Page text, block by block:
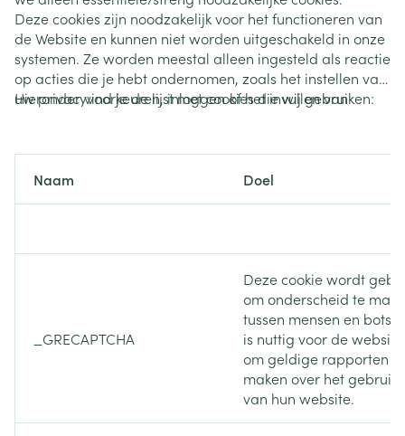
Deze cookies zijn noodzakelijk voor het functioneren van
de Website en kunnen niet worden uitgeschakeld in onze
systemen. Ze worden meestal alleen ingesteld als reactie
op acties die je hebt ondernomen, zoals het instellen van
uw privacyvoorkeuren, inloggen of het invullen van
terugkeren naar een vorige pagina, enz.).
Hieronder vind je de lijst met cookies die wij gebruiken:
Naam Doel
_GRECAPTCHA
Deze cookie wordt
om onderscheid te
tussen mensen en bots.
is nuttig voor de website
om geldige rapporten te
maken over het gebruik
van hun website.